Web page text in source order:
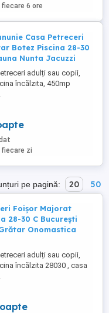
6 ore
Casa Petreceri
Botez Piscina 28-30
Nunta Jacuzzi
adulți sau copii,
încălzita, 450mp
( Berceni- Ilfov) ,
,pentru cazare regim
copii, pool party 30 ,
, botezuri, team building
foto, clipuri video, pool
zi
pe pagină: 20 50
Foișor Majorat
28-30 C București
Onomastica
adulți sau copii,
încălzita 28030 , casa
lângă București ( Berceni-
Bolt ,pentru cazare
copii, pool party ,
, botezuri, team building